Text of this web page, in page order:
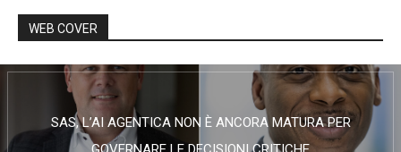
WEB COVER
SAS, L’AI AGENTICA NON È ANCORA MATURA PER